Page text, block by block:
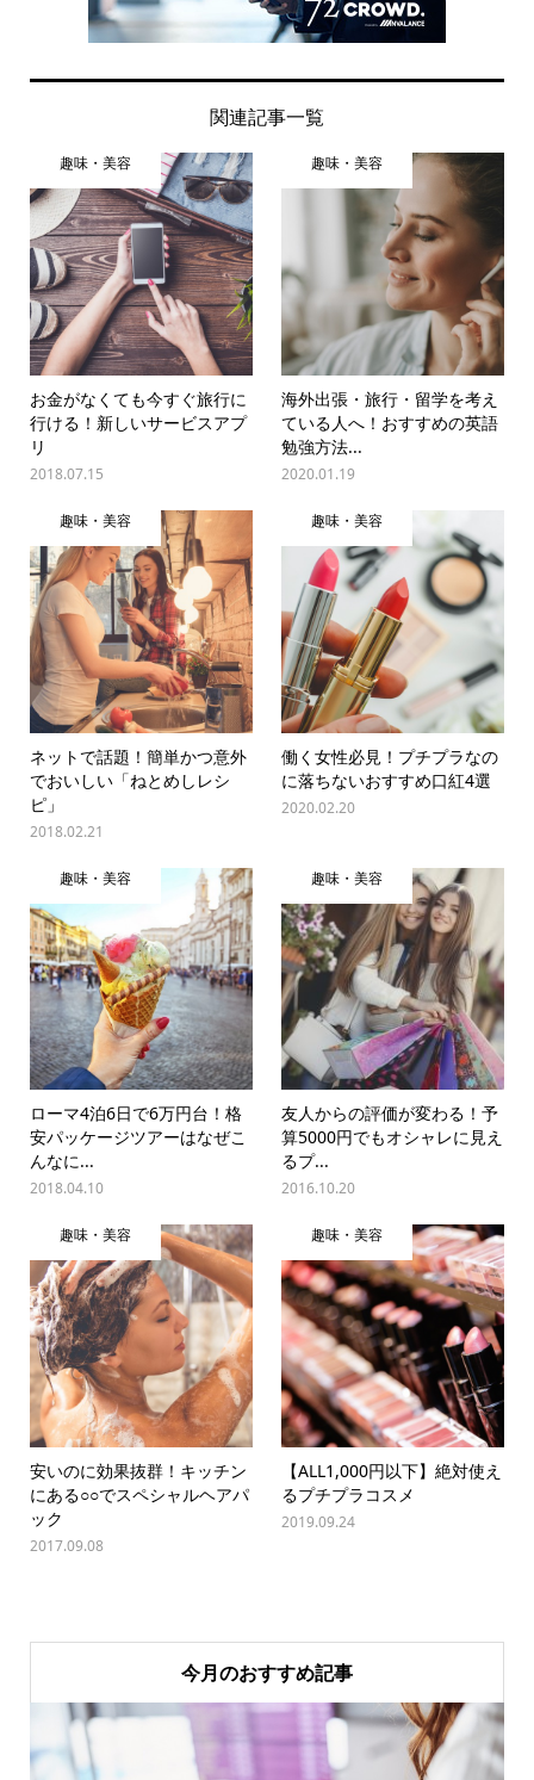
関連記事一覧
趣味・美容
お金がなくても今すぐ旅行に
行ける！新しいサービスアプ
リ
2018.07.15
趣味・美容
海外出張・旅行・留学を考え
ている人へ！おすすめの英語
勉強方法...
2020.01.19
趣味・美容
ネットで話題！簡単かつ意外
でおいしい「ねとめしレシ
ピ」
2018.02.21
趣味・美容
働く女性必見！プチプラなの
に落ちないおすすめ口紅4選
2020.02.20
趣味・美容
ローマ4泊6日で6万円台！格
安パッケージツアーはなぜこ
んなに...
2018.04.10
趣味・美容
友人からの評価が変わる！予
算5000円でもオシャレに見え
るプ...
2016.10.20
趣味・美容
安いのに効果抜群！キッチン
にある○○でスペシャルヘアパ
ック
2017.09.08
趣味・美容
【ALL1,000円以下】絶対使え
るプチプラコスメ
2019.09.24
今月のおすすめ記事